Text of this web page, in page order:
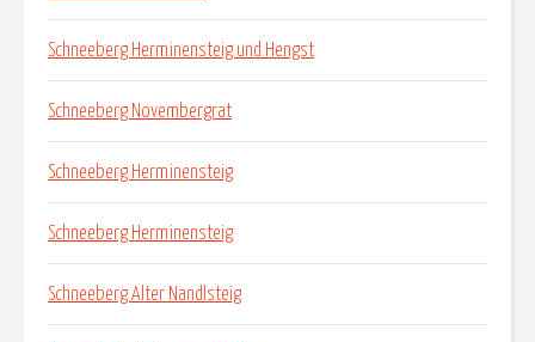
Schneeberg Herminensteig und Hengst
Schneeberg Novembergrat
Schneeberg Herminensteig
Schneeberg Herminensteig
Schneeberg Alter Nandlsteig